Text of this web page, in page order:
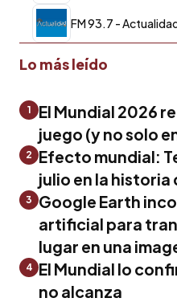
FM 93.7 -
Lo más leído
1
El Mundial 2026
juego (y no solo
2
Efecto mundial:
julio en la historia
3
Google Earth
artificial para
lugar en una
4 El Mundial lo
no alcanza